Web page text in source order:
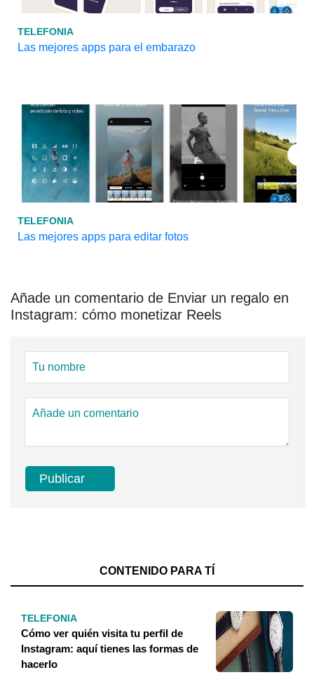
TELEFONIA
Las mejores apps para el embarazo
TELEFONIA
Las mejores apps para editar fotos
Añade un comentario de Enviar un regalo en
Instagram: cómo monetizar Reels
CONTENIDO PARA TÍ
TELEFONIA
Cómo ver quién visita tu perfil de
Instagram: aquí tienes las formas de
hacerlo